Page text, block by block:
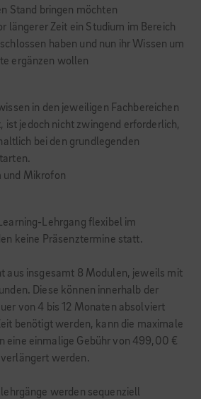
Stand bringen möchten
längerer Zeit ein Studium im Bereich
haben und nun ihr Wissen um
ergänzen wollen
in den jeweiligen Fachbereichen
ist jedoch nicht zwingend erforderlich,
bei den grundlegenden
und Mikrofon
Lehrgang flexibel im
keine Präsenztermine statt.
aus insgesamt 8 Modulen, jeweils mit
Diese können innerhalb der
von 4 bis 12 Monaten absolviert
benötigt werden, kann die maximale
eine einmalige Gebühr von 499,00 €
werden.
werden sequenziell